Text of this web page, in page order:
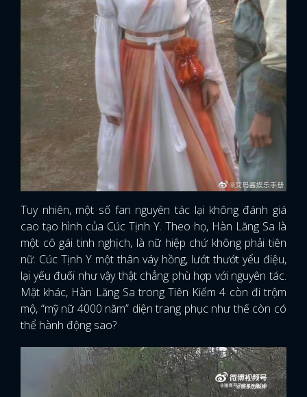
Tuy nhiên, một số fan nguyên tác lại không đánh giá
cao tạo hình của Cúc Tịnh Y. Theo họ, Hàn Lăng Sa là
một cô gái tinh nghịch, là nữ hiệp chứ không phải tiên
nữ. Cúc Tịnh Y một thân váy hồng, lướt thướt yểu điệu,
lại yếu đuối như vậy thật chẳng phù hợp với nguyên tác.
Mặt khác, Hàn Lăng Sa trong Tiên Kiếm 4 còn đi trộm
mộ, “mỹ nữ 4000 năm” diện trang phục như thế còn có
thể hành động sao?